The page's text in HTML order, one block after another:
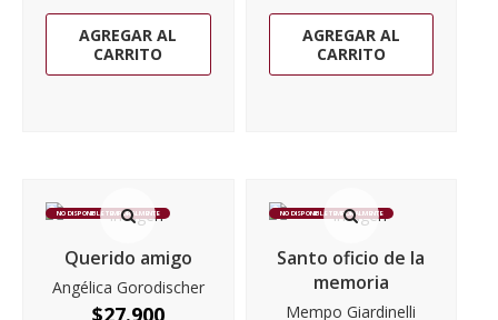
AGREGAR AL
CARRITO
AGREGAR AL
CARRITO
NO DISPONIBLE TEMPORALMENTE
Querido amigo
Angélica Gorodischer
NO DISPONIBLE TEMPORALMENTE
Santo oficio de la
memoria
Mempo Giardinelli